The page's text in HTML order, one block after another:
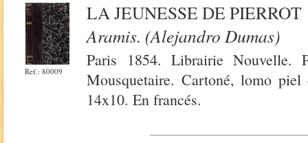
Ref.: 80009
LA JEUNESSE DE PIERROT
Aramis. (Alejandro Dumas)
Paris 1854. Librairie Nouvelle.
Mousquetaire. Cartoné, lomo
14x10. En francés.